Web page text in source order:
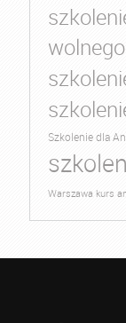
wolnego
Szkolenie dla
Warszawa kurs